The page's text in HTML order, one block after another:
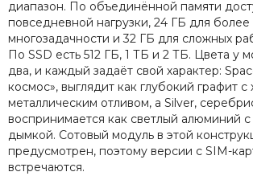
диапазон. По объединённой памяти
повседневной нагрузки, 24 ГБ для
многозадачности и 32 ГБ для сложных
По SSD есть 512 ГБ, 1 ТБ и 2 ТБ. Цвета у
два, и каждый задаёт свой характер:
космос», выглядит как глубокий графит
металлическим отливом, а Silver,
воспринимается как светлый алюминий
дымкой. Сотовый модуль в этой
предусмотрен, поэтому версии с SIM-
встречаются.